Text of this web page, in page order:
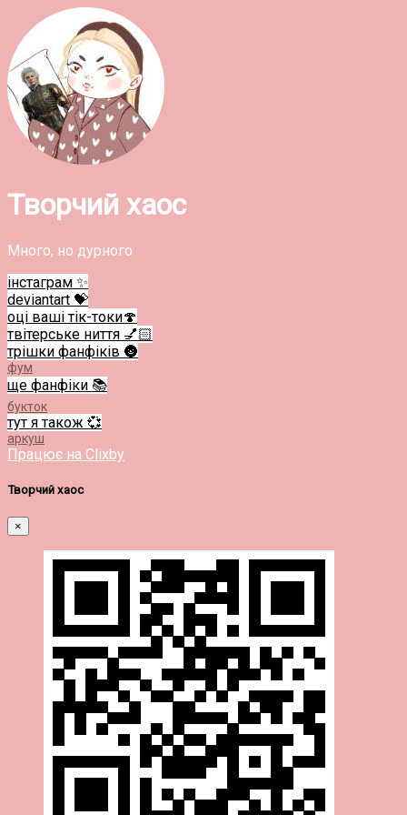
Творчий хаос
Много, но дурного
інстаграм ✨
deviantart 💝
оці ваші тік-токи🍄
твітерське ниття 💅🏻
трішки фанфіків 🌚
фум
ще фанфіки 📚
букток
тут я також 💞
аркуш
Працює на Clixby
Творчий хаос
×